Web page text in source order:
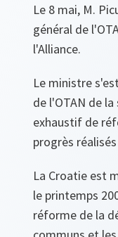
Le 8 mai, M.
général de
l'Alliance.
Le ministre
de l'OTAN de
exhaustif de
progrès
La Croatie est
le printemps
réforme de la